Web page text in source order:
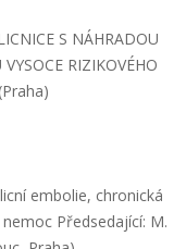
S NÁHRADOU
RIZIKOVÉHO
embolie, chronická
Předsedající: M.